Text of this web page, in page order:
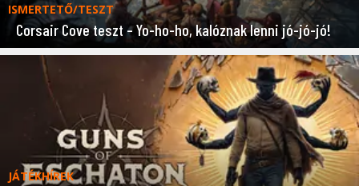
ISMERTETŐ/TESZT
Corsair Cove teszt – Yo-ho-ho, kalóznak lenni jó-jó-jó!
JÁTÉKHÍREK